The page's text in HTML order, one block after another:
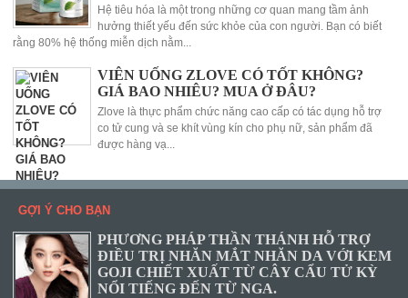
Hệ tiêu hóa là một trong những cơ quan mang tầm ảnh
hưởng thiết yếu đến sức khỏe của con người. Bạn có biết
rằng 80% hệ thống miễn dịch nằm...
VIÊN UỐNG ZLOVE CÓ TỐT KHÔNG?
GIÁ BAO NHIÊU? MUA Ở ĐÂU?
Zlove là thực phẩm chức năng cao cấp có tác dụng hỗ trợ
co tử cung và se khít vùng kín cho phụ nữ, sản phẩm đã
được hàng vạ...
GỢI Ý CHO BẠN
PHƯƠNG PHÁP THẦN THÁNH HỖ TRỢ
ĐIỀU TRỊ NHĂN MẮT NHĂN DA VỚI KEM
GOJI CHIẾT XUẤT TỪ CÂY CẨU TỬ KỲ
NỔI TIẾNG ĐẾN TỪ NGA.